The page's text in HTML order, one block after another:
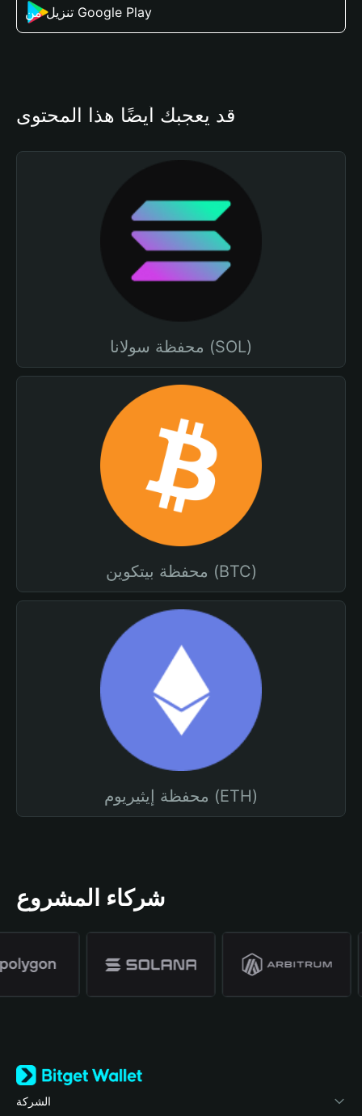
تنزيل من Google Play
قد يعجبك أيضًا هذا المحتوى
محفظة سولانا (SOL)
محفظة بيتكوين (BTC)
محفظة إيثيريوم (ETH)
شركاء المشروع
الشركة